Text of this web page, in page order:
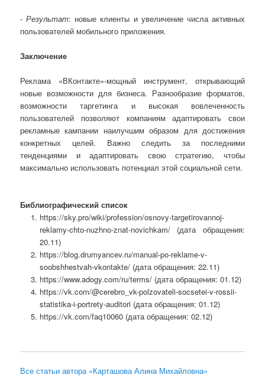
-Результат: новые клиенты и увеличение числа активных
пользователей мобильного приложения.
Заключение
Реклама «ВКонтакте»-мощный инструмент, открывающий
новые возможности для бизнеса. Разнообразие форматов,
возможности таргетинга и высокая вовлеченность
пользователей позволяют компаниям адаптировать свои
рекламные кампании наилучшим образом для достижения
конкретных целей. Важно следить за последними
тенденциями и адаптировать свою стратегию, чтобы
максимально использовать потенциал этой социальной сети.
Библиографический список
https://sky.pro/wiki/profession/osnovy-targetirovannoj-
reklamy-chto-nuzhno-znat-novichkam/ (дата обращения:
20.11)
https://blog.drumyancev.ru/manual-po-reklame-v-
soobshhestvah-vkontakte/ (дата обращения: 22.11)
https://www.adogy.com/ru/terms/ (дата обращения: 01.12)
https://vk.com/@cerebro_vk-polzovateli-socsetei-v-rossii-
statistika-i-portrety-auditori (дата обращения: 01.12)
https://vk.com/faq10060 (дата обращения: 02.12)
Все статьи автора «Карташова Алина Михайловна»